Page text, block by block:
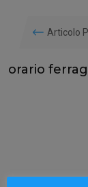
Articolo
orario